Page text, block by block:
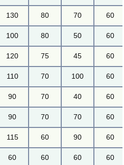
130 80 70 60
100 80 50 60
120 75 45 60
110 70 100 60
90 70 40 60
90 70 70 60
115 60 90 60
60 60 60 60